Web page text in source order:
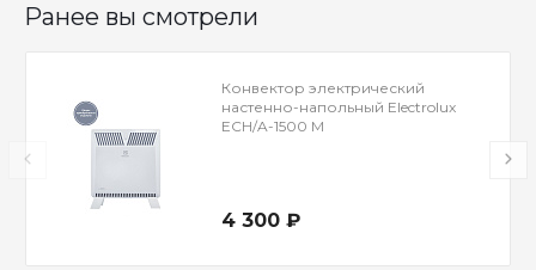
Ранее вы смотрели
Конвектор электрический
настенно-напольный Electrolux
ECH/A-1500 M
4 300 ₽